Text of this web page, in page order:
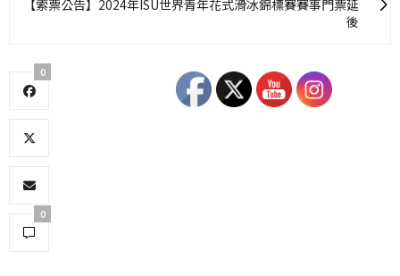
【索票公告】2024年ISU世界青年花式滑冰錦標賽賽事門票延
後
0
0